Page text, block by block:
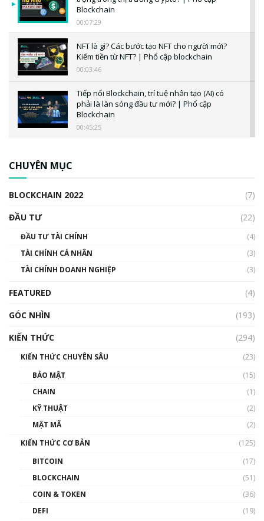
Blockchain
00:07:29
NFT là gì? Các bước tạo NFT cho người mới?
Kiếm tiền từ NFT? | Phổ cập blockchain
00:03:46
Tiếp nối Blockchain, trí tuệ nhân tạo (AI) có
phải là làn sóng đầu tư mới? | Phổ cập
Blockchain
00:45:25
00:02:14
Nhìn lại năm 2022: Những sự kiện ảnh hưởng
đến hệ sinh thái tiền mã hoá | Phổ cập
00:43:47
như thể nào?
00:39:31
CHUYÊN MỤC
BLOCKCHAIN 2022
(7)
ĐẦU TƯ
(22)
ĐẦU TƯ TÀI CHÍNH
(4)
TÀI CHÍNH CÁ NHÂN
(3)
TÀI CHÍNH DOANH NGHIỆP
(3)
FEATURED
(4)
GÓC NHÌN
(193)
KIẾN THỨC
(294)
KIẾN THỨC CHUYÊN SÂU
(23)
BẢO MẬT
(15)
CHAIN
(1)
KỸ THUẬT
(2)
MẬT MÃ
(2)
KIẾN THỨC CƠ BẢN
(125)
BITCOIN
(17)
BLOCKCHAIN
(51)
COIN & TOKEN
(36)
DEFI
(19)